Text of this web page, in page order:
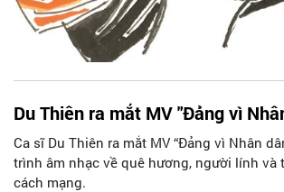
Du Thiên ra mắt MV "Đảng vì
Ca sĩ Du Thiên ra mắt MV “Đảng vì Nhân
trình âm nhạc về quê hương, người lính và
cách mạng.